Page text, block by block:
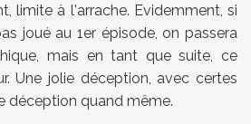
limite à l'arrache. Evidemment, si
joué au 1er épisode, on passera
mais en tant que suite, ce
Une jolie déception, avec certes
déception quand même.